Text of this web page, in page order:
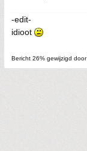
-edit-
idioot
Bericht 26% gewijzigd